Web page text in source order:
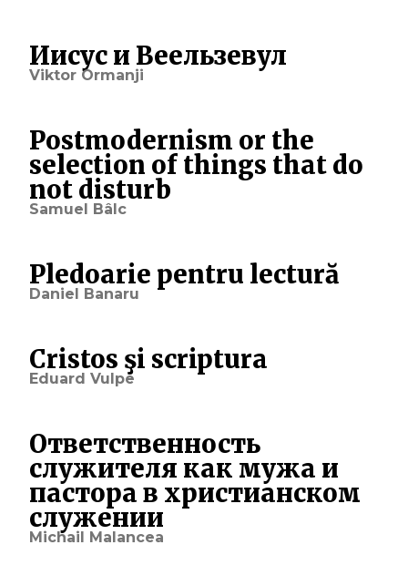
Иисус и Веельзевул
Viktor Ormanji
Postmodernism or the
selection of things that do
not disturb
Samuel Bâlc
Pledoarie pentru lectură
Daniel Banaru
Cristos şi scriptura
Eduard Vulpe
Ответственность
служителя как мужа и
пастора в христианском
служении
Michail Malancea